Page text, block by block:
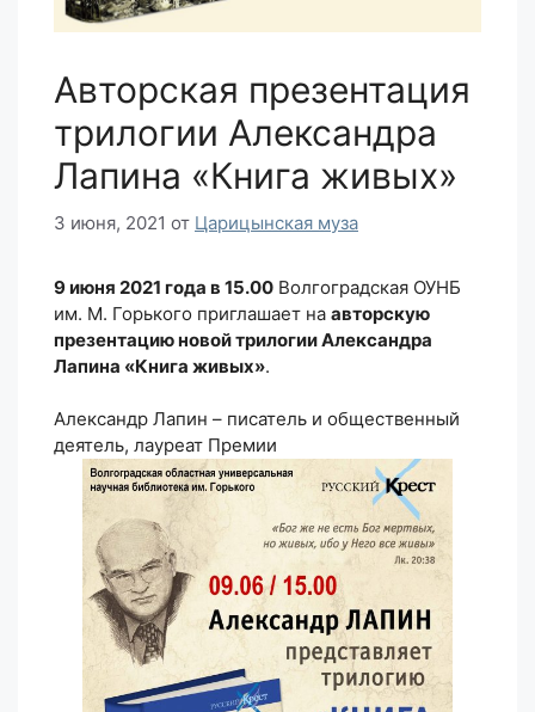
Авторская презентация
трилогии Александра
Лапина «Книга живых»
3 июня, 2021 от Царицынская муза
9 июня 2021 года в 15.00 Волгоградская ОУНБ
им. М. Горького приглашает на авторскую
презентацию новой трилогии Александра
Лапина «Книга живых».
Александр Лапин – писатель и общественный
деятель, лауреат Премии